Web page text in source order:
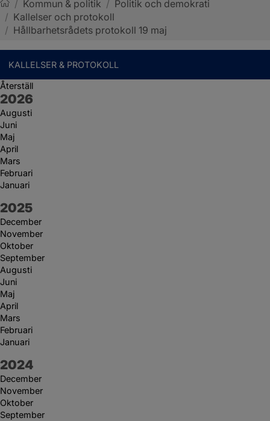
Sotenäs kommun
/ Kommun & politik / Politik och demokrati
/ Kallelser och protokoll
/ Hållbarhetsrådets protokoll 19 maj
KALLELSER & PROTOKOLL
Återställ
År:
2026
Augusti
Juni
Maj
April
Mars
Februari
Januari
År:
2025
December
November
Oktober
September
Augusti
Juni
Maj
April
Mars
Februari
Januari
År:
2024
December
November
Oktober
September